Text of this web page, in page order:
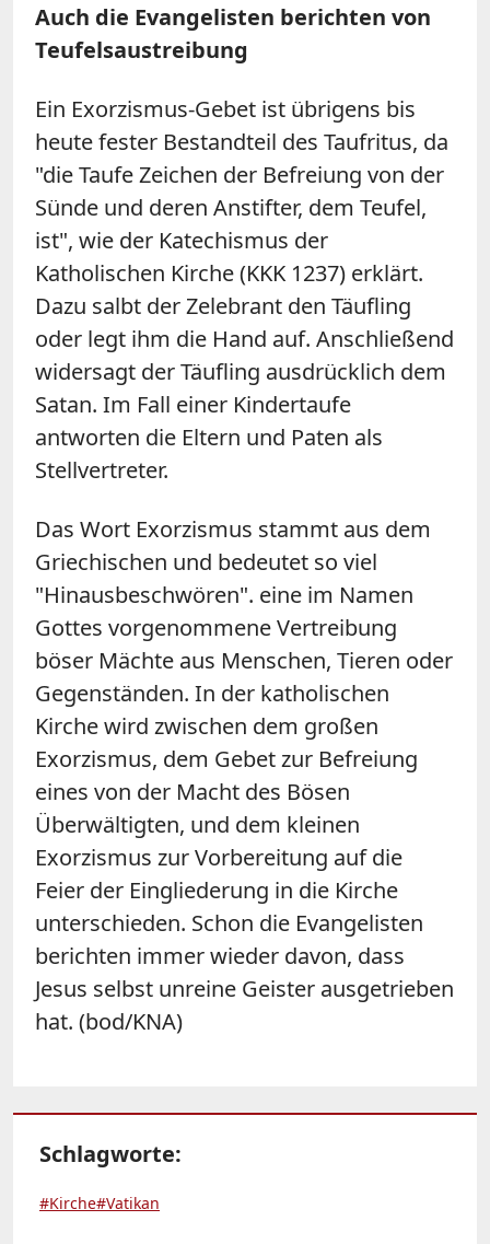
Auch die Evangelisten berichten von
Teufelsaustreibung
Ein Exorzismus-Gebet ist übrigens bis
heute fester Bestandteil des Taufritus, da
"die Taufe Zeichen der Befreiung von der
Sünde und deren Anstifter, dem Teufel,
ist", wie der Katechismus der
Katholischen Kirche (KKK 1237) erklärt.
Dazu salbt der Zelebrant den Täufling
oder legt ihm die Hand auf. Anschließend
widersagt der Täufling ausdrücklich dem
Satan. Im Fall einer Kindertaufe
antworten die Eltern und Paten als
Stellvertreter.
Das Wort Exorzismus stammt aus dem
Griechischen und bedeutet so viel
"Hinausbeschwören". eine im Namen
Gottes vorgenommene Vertreibung
böser Mächte aus Menschen, Tieren oder
Gegenständen. In der katholischen
Kirche wird zwischen dem großen
Exorzismus, dem Gebet zur Befreiung
eines von der Macht des Bösen
Überwältigten, und dem kleinen
Exorzismus zur Vorbereitung auf die
Feier der Eingliederung in die Kirche
unterschieden. Schon die Evangelisten
berichten immer wieder davon, dass
Jesus selbst unreine Geister ausgetrieben
hat. (bod/KNA)
Schlagworte:
#Kirche#Vatikan